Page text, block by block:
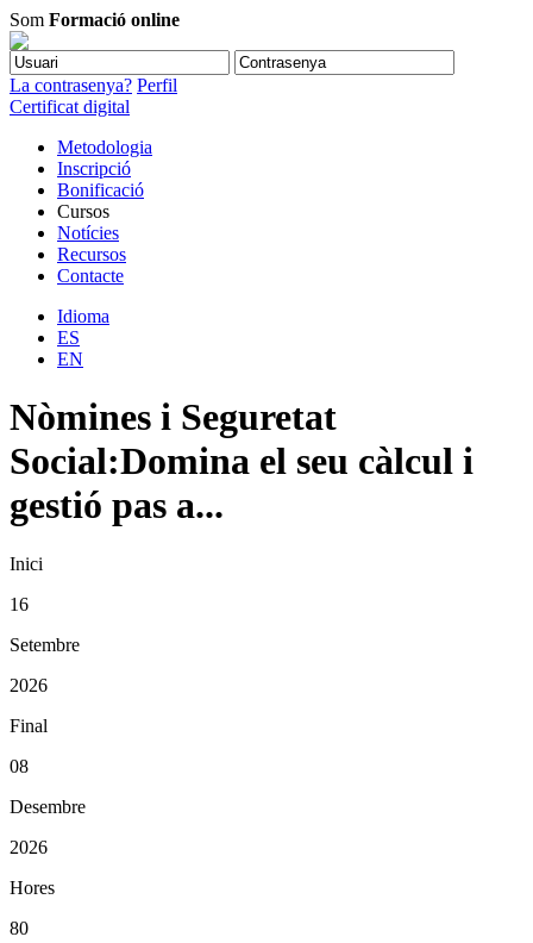
Som Formació online
La contrasenya? Perfil
Certificat digital
Metodologia
Inscripció
Bonificació
Cursos
Notícies
Recursos
Contacte
Idioma
ES
EN
Nòmines i Seguretat
Social:Domina el seu càlcul i
gestió pas a...
Inici
16
Setembre
2026
Final
08
Desembre
2026
Hores
80